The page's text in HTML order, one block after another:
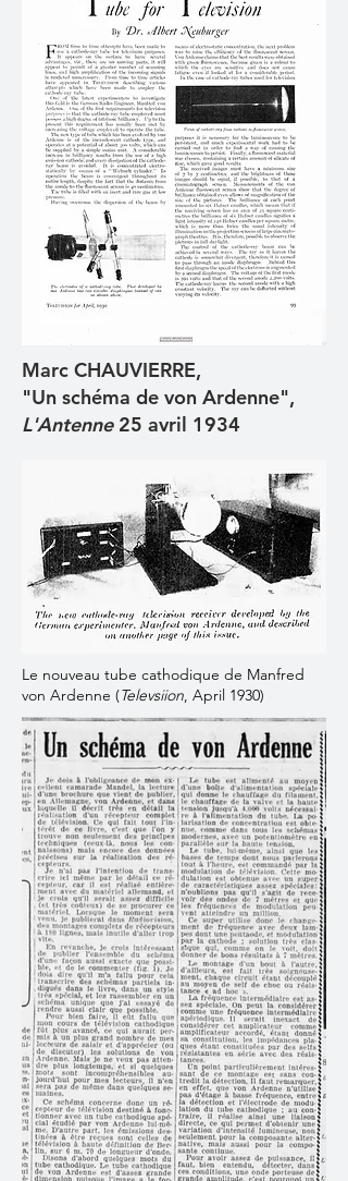
Marc CHAUVIERRE,
"Un schéma de von Ardenne",
L'Antenne25 avril 1934
Le nouveau tube cathodique de Manfred
von Ardenne (Televsiion, April 1930)